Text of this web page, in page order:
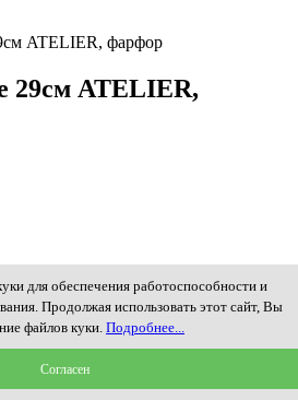
ATELIER, фарфор
29см ATELIER,
для обеспечения работоспособности и
Продолжая использовать этот сайт, Вы
файлов куки. Подробнее...
Согласен